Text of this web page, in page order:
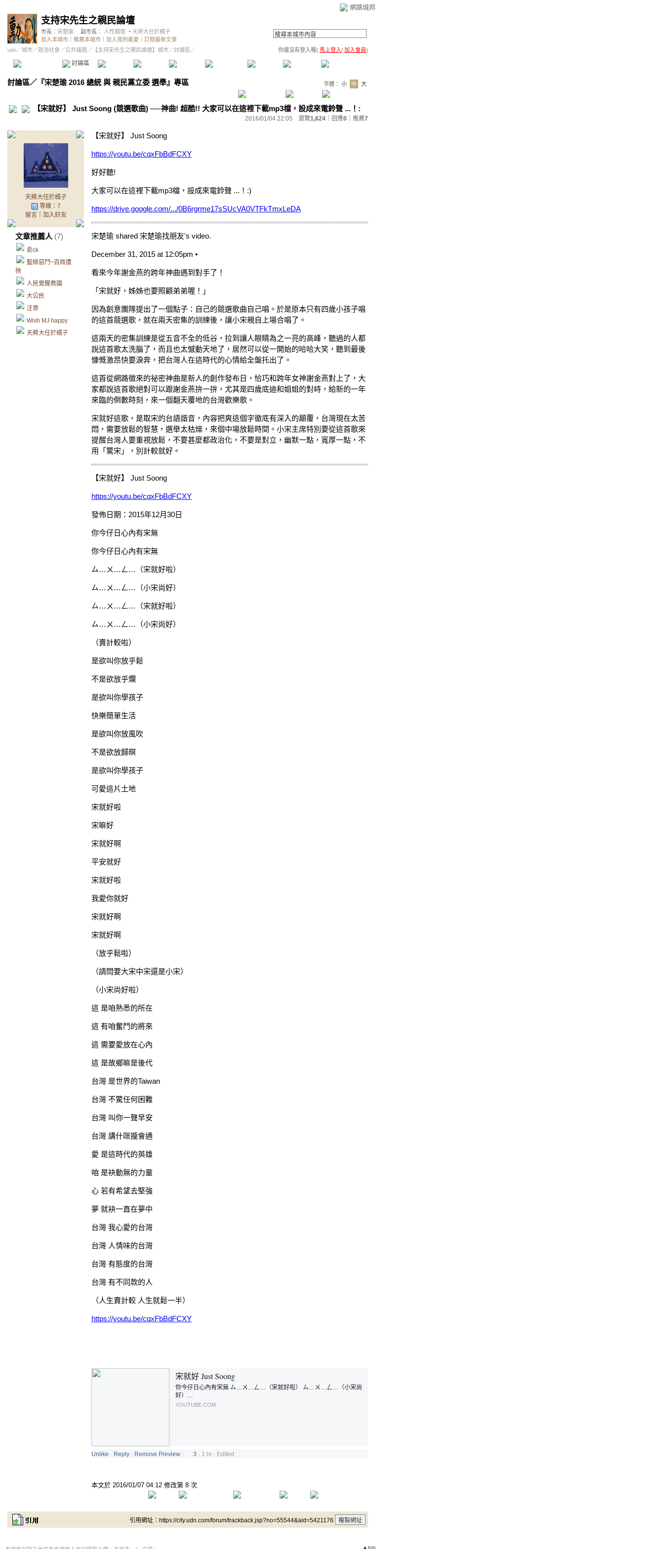
網路城邦
支持宋先生之親民論壇
市長： 宋楚瑜 副市長： 人性關懷 、 天將大任於橘子
加入本城市
推薦本城市 加入我的最愛
訂閱最新文章
udn／城市／政治社會 ／公共議題 ／ 【支持宋先生之親民論壇】城市／討論區／ 你還沒有登入喔( 馬上登入/ 加入會員)
討論區 精華區 投票區 影像館 公告區 訪客簿 市政中心
討論區／ 『宋楚瑜 2016 總統 與 親民黨立委 選舉』專區 字體： 小 中 大
【宋就好】 Just Soong (競選歌曲) ──神曲! 超酷!! 大家可以在這裡下載mp3檔，設成來電鈴聲 ...！:
2016/01/04 22:05 瀏覽1,624 ｜回應0 推薦7
天將大任於橘子
等級：7
留言｜ 加入好友
文章推薦人 (7)
俞ck
藍綠惡鬥~百姓遭
殃
人民覺醒救國
大公民
注意
Wish MJ happy
天將大任於橘子
【宋就好】 Just Soong
https://youtu.be/cqxFbBdFCXY
好好聽!
大家可以在這裡下載mp3檔，設成來電鈴聲 ...！:)
https://drive.google.com/.../0B6rgrme17sSUcVA0VTFkTmxLeDA
宋楚瑜 shared 宋楚瑜找朋友's video.
December 31, 2015 at 12:05pm •
看來今年謝金燕的跨年神曲遇到對手了！
「宋就好，姊姊也要照顧弟弟喔！」
因為創意團隊提出了一個點子：自己的競選歌曲自己唱。於是原本只有四歲小孩子唱
的這首競選歌，就在兩天密集的訓練後，讓小宋親自上場合唱了。
這兩天的密集訓練是從五音不全的低谷，拉到讓人眼睛為之一亮的高峰，聽過的人都
說這首歌太洗腦了，而且也太憾動天地了，居然可以從一開始的哈哈大笑，聽到最後
慷慨激昂快要淚奔，把台灣人在這時代的心情給全盤托出了。
這首從網路徵來的祕密神曲是新人的創作發布日，恰巧和跨年女神謝金燕對上了，大
家都說這首歌絕對可以跟謝金燕拚一拚，尤其是四歲底迪和姐姐的對峙，給新的一年
來臨的倒數時刻，來一個翻天覆地的台灣歡樂歌。
宋就好這歌，是取宋的台語諧音，內容把爽這個字徹底有深入的顛覆，台灣現在太苦
悶，需要放鬆的智慧，選舉太枯燥，來個中場放鬆時間。小宋主席特別要從這首歌來
提醒台灣人要重視放鬆，不要甚麼都政治化，不要是對立，幽默一點，寬厚一點，不
用「驚宋」，別計較就好。
【宋就好】 Just Soong
https://youtu.be/cqxFbBdFCXY
發佈日期：2015年12月30日
你今仔日心內有宋無
你今仔日心內有宋無
ㄙ…ㄨ…ㄥ…（宋就好啦）
ㄙ…ㄨ…ㄥ…（小宋尚好）
ㄙ…ㄨ…ㄥ…（宋就好啦）
ㄙ…ㄨ…ㄥ…（小宋尚好）
（賣計較啦）
是欲叫你放乎鬆
不是欲放乎爛
是欲叫你學孩子
快樂簡單生活
是欲叫你放風吹
不是欲放歸暝
是欲叫你學孩子
可愛這片土地
宋就好啦
宋嘛好
宋就好啊
平安就好
宋就好啦
我愛你就好
宋就好啊
宋就好啊
（放乎鬆啦）
（請問要大宋中宋還是小宋）
（小宋尚好啦）
這 是咱熟悉的所在
這 有咱奮鬥的將來
這 需要愛放在心內
這 是故鄉嘛是後代
台灣 是世界的Taiwan
台灣 不驚任何困難
台灣 叫你一聲早安
台灣 講什咪攏會通
愛 是這時代的英雄
咱 是袂動無的力量
心 若有希望去堅強
夢 就袂一直在夢中
台灣 我心愛的台灣
台灣 人情味的台灣
台灣 有態度的台灣
台灣 有不同款的人
（人生賣計較 人生就鬆一半）
https://youtu.be/cqxFbBdFCXY
宋就好 Just Soong
你今仔日心內有宋無 ㄙ…ㄨ…ㄥ…（宋就好啦） ㄙ…ㄨ…ㄥ…（小宋尚
好）…
YOUTUBE.COM
Unlike · Reply · Remove Preview · 3 · 1 hr · Edited
本文於 2016/01/07 04:12 修改第 8 次
引用網址：https://city.udn.com/forum/trackback.jsp?no=55544&aid=5421176
▲top